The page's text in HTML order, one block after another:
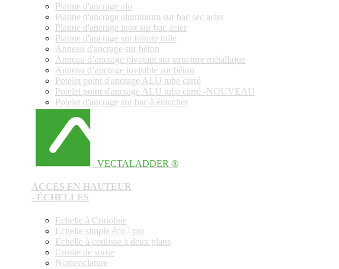
Platine d'ancrage alu
Platine d'ancrage aluminium sur bac sec acier
Platine d'ancrage inox sur bac acier
Platine d'ancrage sur toiture tuile
Anneau d'ancrage sur béton
Anneau d’ancrage pivotant sur structure métallique
Anneau d’ancrage invisible sur béton
Potelet point d'ancrage ALU tube carré
Potelet point d'ancrage ALU tube carré -NOUVEAU
Potelet d'ancrage sur bac à étancher
VECTALADDER ®
ACCÈS EN HAUTEUR
- ÉCHELLES
Echelle à Crinoline
Echelle simple éco / pro
Echelle à coulisse à deux plans
Crosse de sortie
Nomenclature